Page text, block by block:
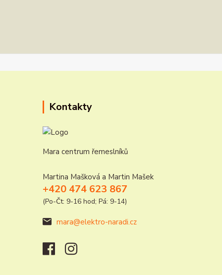
Kontakty
Mara centrum řemeslníků
Martina Mašková a Martin Mašek
+420 474 623 867
(Po-Čt: 9-16 hod; Pá: 9-14)
mara@elektro-naradi.cz